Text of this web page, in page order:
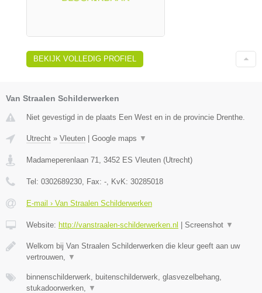
BEKIJK VOLLEDIG PROFIEL
Van Straalen Schilderwerken
Niet gevestigd in de plaats Een West en in de provincie Drenthe.
Utrecht » Vleuten Google maps ▼
Madameperenlaan 71 3452 ES Vleuten (Utrecht)
Tel: 0302689230 , Fax: - , KvK: 30285018
E-mail › Van Straalen Schilderwerken
Website: http://vanstraalen-schilderwerken.nl Screenshot ▼
Welkom bij Van Straalen Schilderwerken die kleur geeft aan uw
vertrouwen,
▼
binnenschilderwerk, buitenschilderwerk, glasvezelbehang,
stukadoorwerken,
▼